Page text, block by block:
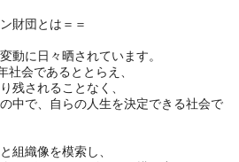
財団とは＝＝
動に日々晒されています。
会であるととらえ、
残されることなく、
中で、自らの人生を決定できる社会で
組織像を模索し、